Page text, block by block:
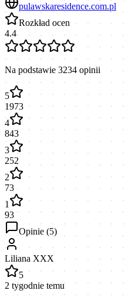
pulawskaresidence.com.pl
Rozkład ocen
4.4
Na podstawie 3234 opinii
5
1973
4
843
3
252
2
73
1
93
Opinie (5)
Liliana XXX
5
2 tygodnie temu